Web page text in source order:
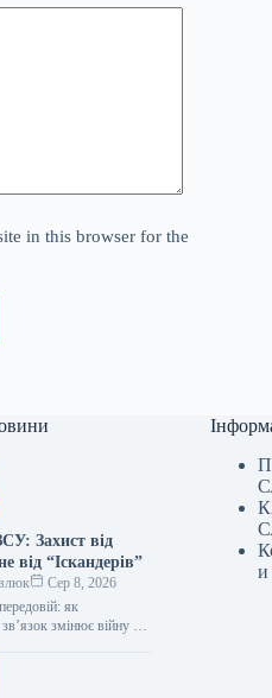
in this browser for the
Захист від
від “Іскандерів”
Сер 8, 2026
як
змінює війну в
и